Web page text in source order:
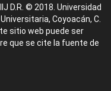
D.R. © 2018. Universidad
Coyoacán, C.
sitio web puede ser
que se cite la fuente de